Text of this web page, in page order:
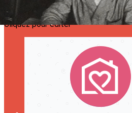
Ajoutez un logo, un bouton, des
Cliquez pour éditer